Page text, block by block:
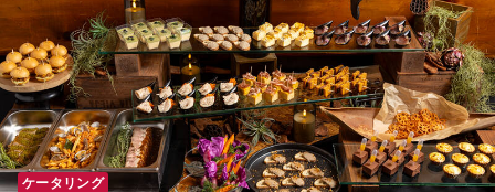
ケータリング